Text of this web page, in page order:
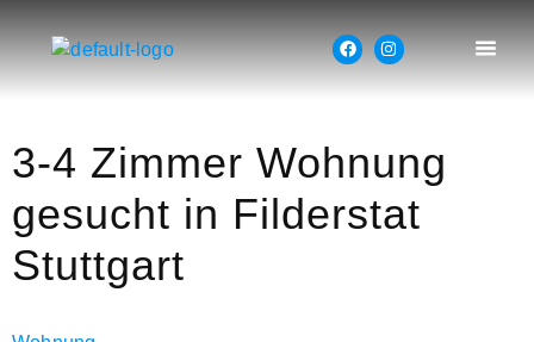
3-4 Zimmer Wohnung
gesucht in Filderstat
Stuttgart